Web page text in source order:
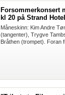
Forsommerkonsert
kl 20 på Strand
Måneskinn: Kim Andre
(tangenter), Trygve
Bråthen (trompet). Foran